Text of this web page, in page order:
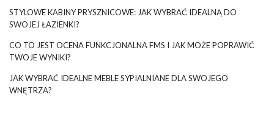
STYLOWE KABINY PRYSZNICOWE: JAK WYBRAĆ IDEALNĄ DO
SWOJEJ ŁAZIENKI?
CO TO JEST OCENA FUNKCJONALNA FMS I JAK MOŻE POPRAWIĆ
TWOJE WYNIKI?
JAK WYBRAĆ IDEALNE MEBLE SYPIALNIANE DLA SWOJEGO
WNĘTRZA?